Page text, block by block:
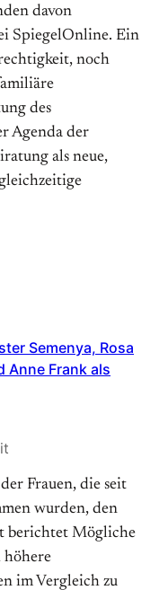
davon
SpiegelOnline. Ein
noch
des
Agenda der
als neue,
Semenya, Rosa
Anne Frank als
Frauen, die seit
wurden, den
berichtet Mögliche
höhere
im Vergleich zu